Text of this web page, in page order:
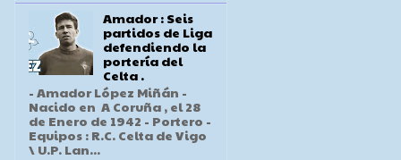
Amador : Seis
partidos de Liga
defendiendo la
portería del
Celta .
- Amador López Miñán -
Nacido en A Coruña , el 28
de Enero de 1942 - Portero -
Equipos : R.C. Celta de Vigo
\ U.P. Lan...